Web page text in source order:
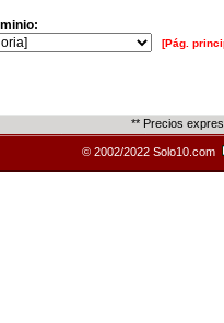
[Pág.
** Precios
© 2002/2022 Solo10.com